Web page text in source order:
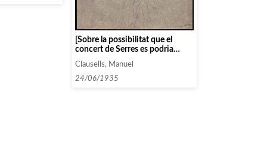
[Sobre la possibilitat que el
concert de Serres es podria
les Audicions Intimes]
Clausells, Manuel
24/06/1935